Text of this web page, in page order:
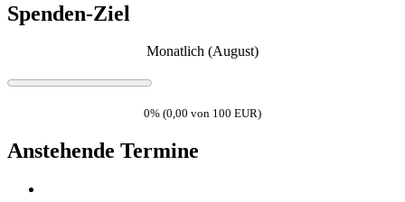
Spenden-Ziel
Monatlich (August)
0% (0,00 von 100 EUR)
Anstehende Termine